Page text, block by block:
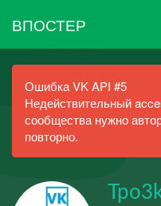
ВПОСТЕР
Ошибка VK API #5
Недействительный
сообщества нужно
повторно.